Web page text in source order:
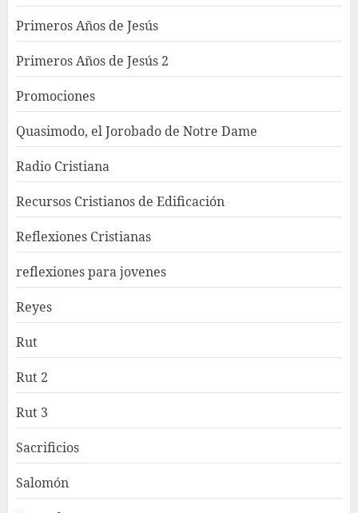
Primeros Años de Jesús
Primeros Años de Jesús 2
Promociones
Quasimodo, el Jorobado de Notre Dame
Radio Cristiana
Recursos Cristianos de Edificación
Reflexiones Cristianas
reflexiones para jovenes
Reyes
Rut
Rut 2
Rut 3
Sacrificios
Salomón